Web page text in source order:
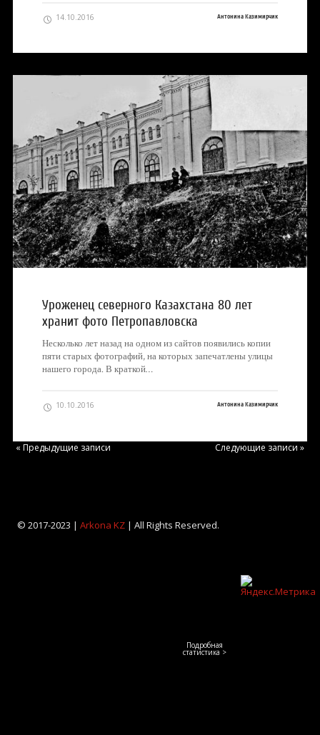
14.10.2016 Антонина Казимирчик
Уроженец северного Казахстана 80 лет
хранит фото Петропавловска
Несколько лет назад на одном из сайтов появились копии
пяти старых фотографий, на которых запечатлены улицы
нашего города. В краткой…
10.10.2016 Антонина Казимирчик
« Предыдущие записи Следующие записи »
© 2017-2023 | Arkona KZ| All Rights Reserved.
Подробная
статистика >